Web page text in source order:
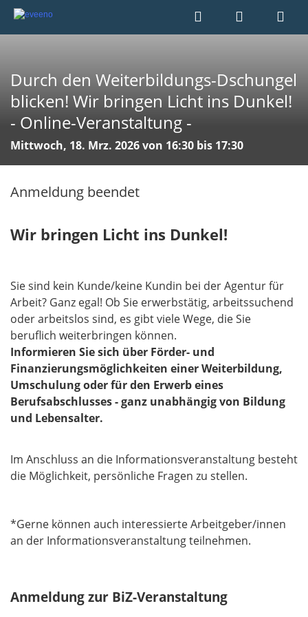
Durch den Weiterbildungs-Dschungel
blicken! Wir bringen Licht ins Dunkel!
- Online-Veranstaltung -
Mittwoch, 18. Mrz. 2026 von 16:30 bis 17:30
Anmeldung beendet
Wir bringen Licht ins Dunkel!
Sie sind kein Kunde/keine Kundin bei der Agentur für
Arbeit? Ganz egal! Ob Sie erwerbstätig, arbeitssuchend
oder arbeitslos sind, es gibt viele Wege, die Sie
beruflich weiterbringen können.
Informieren Sie sich über Förder- und
Finanzierungsmöglichkeiten einer Weiterbildung,
Umschulung oder für den Erwerb eines
Berufsabschlusses - ganz unabhängig von Bildung
und Lebensalter.
Im Anschluss an die Informationsveranstaltung besteht
die Möglichkeit, persönliche Fragen zu stellen.
*Gerne können auch interessierte Arbeitgeber/innen
an der Informationsveranstaltung teilnehmen.
Anmeldung zur BiZ-Veranstaltung